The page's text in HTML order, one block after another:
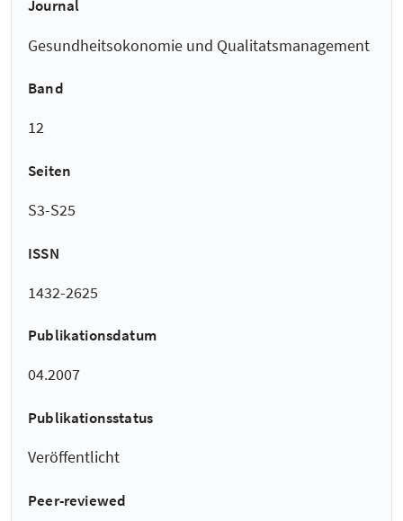
Journal
Gesundheitsokonomie und Qualitatsmanagement
Band
12
Seiten
S3-S25
ISSN
1432-2625
Publikationsdatum
04.2007
Publikationsstatus
Veröffentlicht
Peer-reviewed